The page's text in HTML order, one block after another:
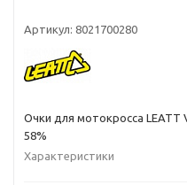
Артикул: 8021700280
Очки для мотокросса LEATT
58%
Характеристики